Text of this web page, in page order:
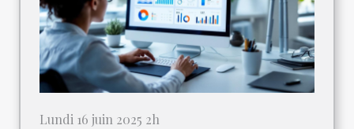
Lundi 16 juin 2025 2h